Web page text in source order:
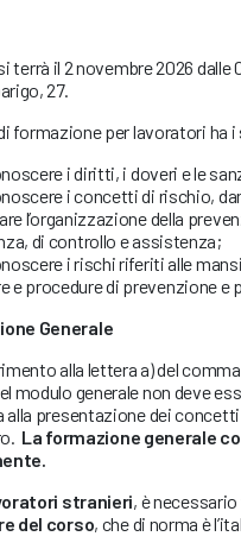
terrà il 2 novembre 2026
27.
formazione per lavoratori ha
i diritti, i doveri e le
i concetti di rischio,
l’organizzazione della
di controllo e assistenza;
i rischi riferiti alle
e procedure di prevenzione
Generale
alla lettera a) del comma
modulo generale non deve
alla presentazione dei
La formazione generale
stranieri, è necessario
del corso, che di norma è